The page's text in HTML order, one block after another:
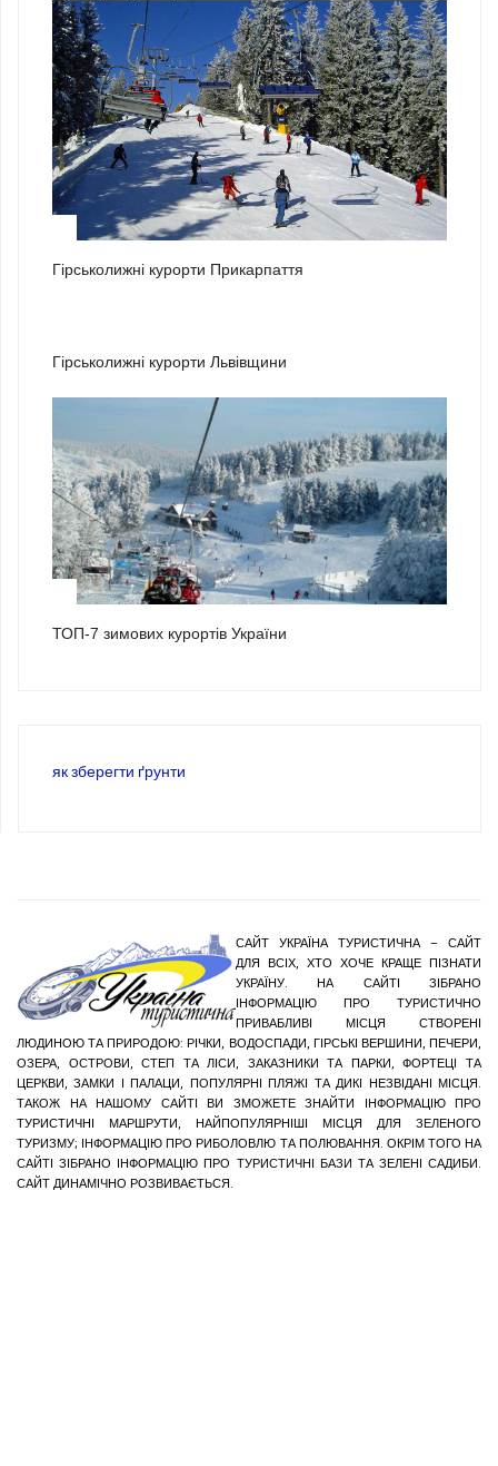
Гірськолижні курорти Прикарпаття
Гірськолижні курорти Львівщини
ТОП-7 зимових курортів України
як зберегти ґрунти
САЙТ УКРАЇНА ТУРИСТИЧНА – САЙТ
ДЛЯ ВСІХ, ХТО ХОЧЕ КРАЩЕ ПІЗНАТИ
УКРАЇНУ. НА САЙТІ ЗІБРАНО
ІНФОРМАЦІЮ ПРО ТУРИСТИЧНО
ПРИВАБЛИВІ МІСЦЯ СТВОРЕНІ
ЛЮДИНОЮ ТА ПРИРОДОЮ: РІЧКИ, ВОДОСПАДИ, ГІРСЬКІ ВЕРШИНИ, ПЕЧЕРИ,
ОЗЕРА, ОСТРОВИ, СТЕП ТА ЛІСИ, ЗАКАЗНИКИ ТА ПАРКИ, ФОРТЕЦІ ТА
ЦЕРКВИ, ЗАМКИ І ПАЛАЦИ, ПОПУЛЯРНІ ПЛЯЖІ ТА ДИКІ НЕЗВІДАНІ МІСЦЯ.
ТАКОЖ НА НАШОМУ САЙТІ ВИ ЗМОЖЕТЕ ЗНАЙТИ ІНФОРМАЦІЮ ПРО
ТУРИСТИЧНІ МАРШРУТИ, НАЙПОПУЛЯРНІШІ МІСЦЯ ДЛЯ ЗЕЛЕНОГО
ТУРИЗМУ; ІНФОРМАЦІЮ ПРО РИБОЛОВЛЮ ТА ПОЛЮВАННЯ. ОКРІМ ТОГО НА
САЙТІ ЗІБРАНО ІНФОРМАЦІЮ ПРО ТУРИСТИЧНІ БАЗИ ТА ЗЕЛЕНІ САДИБИ.
САЙТ ДИНАМІЧНО РОЗВИВАЄТЬСЯ.